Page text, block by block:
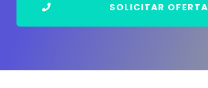
SOLICITAR OFERTA